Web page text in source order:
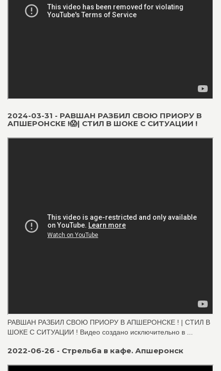
2024-03-31 - РАВШАН РАЗБИЛ СВОЮ ПРИОРУ В
АПШЕРОНСКЕ !😱| СТИЛ В ШОКЕ С СИТУАЦИИ !
РАВШАН РАЗБИЛ СВОЮ ПРИОРУ В АПШЕРОНСКЕ ! | СТИЛ В
ШОКЕ С СИТУАЦИИ ! Видео создано исключительно в ...
2022-06-26 - Стрельба в кафе. Апшеронск